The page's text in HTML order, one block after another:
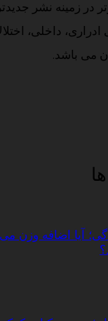
در زمینه نشر
داخلی،
می باشد.
آیا اضافه وزن